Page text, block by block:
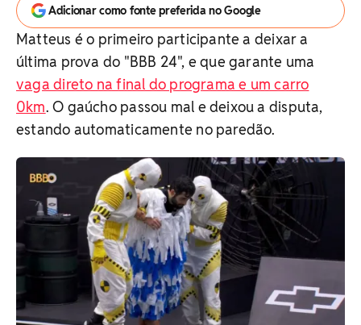
Adicionar como fonte preferida no Google
Matteus é o primeiro participante a deixar a
última prova do "BBB 24", e que garante uma
vaga direto na final do programa e um carro
0km. O gaúcho passou mal e deixou a disputa,
estando automaticamente no paredão.